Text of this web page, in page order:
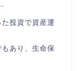
投資で資産運
あり、生命保